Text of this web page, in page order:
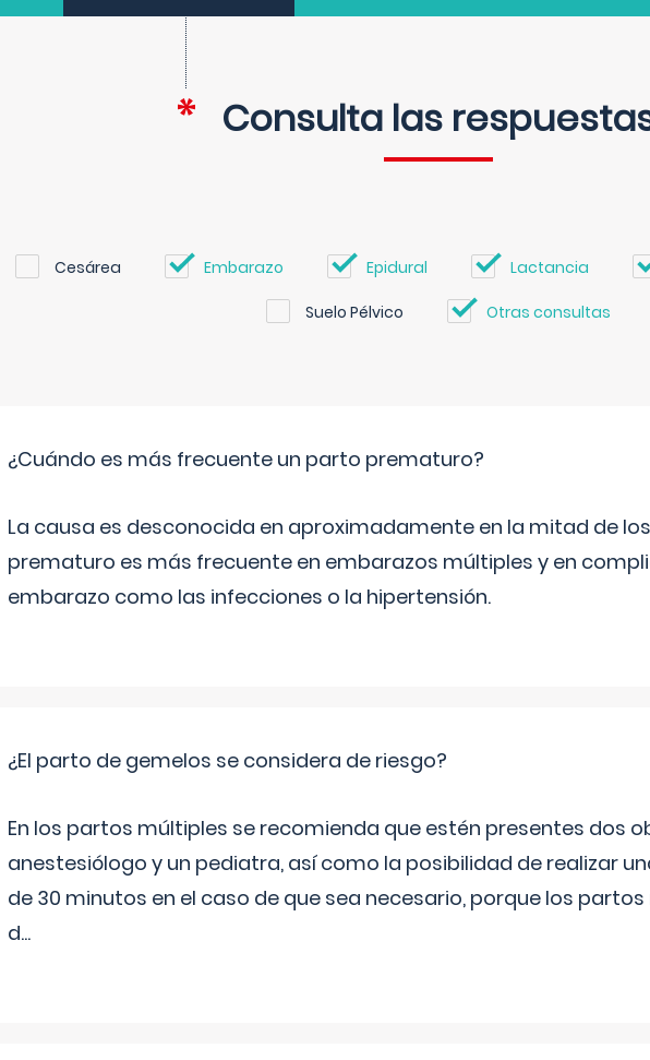
Consulta las
Cesárea Embarazo Epidural Lactancia
Suelo Pélvico Otras consultas
¿Cuándo es más frecuente un parto prematuro?
La causa es desconocida en aproximadamente en la mitad de
prematuro es más frecuente en embarazos múltiples y en
embarazo como las infecciones o la hipertensión.
¿El parto de gemelos se considera de riesgo?
En los partos múltiples se recomienda que estén presentes dos
anestesiólogo y un pediatra, así como la posibilidad de realizar
de 30 minutos en el caso de que sea necesario, porque los
d...